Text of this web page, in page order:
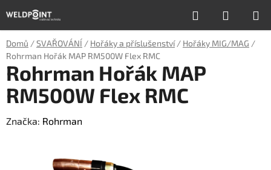
na
obsah
Hledat
KOŠÍK
Domů /SVAŘOVÁNÍ / Hořáky a příslušenství / Hořáky MIG/MAG /
Rohrman Hořák MAP RM500W Flex RMC
Rohrman Hořák MAP
RM500W Flex RMC
Značka: Rohrman